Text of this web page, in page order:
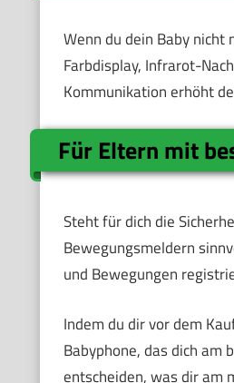
Wenn du dein Baby
Farbdisplay, Infrarot-
Kommunikation erhöht
Für Eltern mit
Steht für dich die
Bewegungsmeldern
und Bewegungen
Indem du dir vor dem
Babyphone, das dich am
entscheiden, was dir am